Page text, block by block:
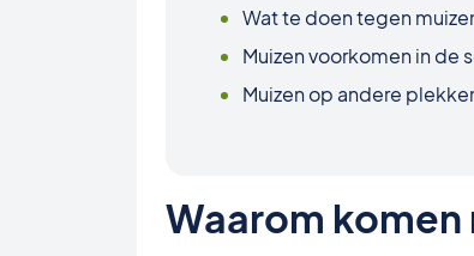
Wat te doen tegen
Muizen voorkomen in de
Muizen op andere
Waarom komen